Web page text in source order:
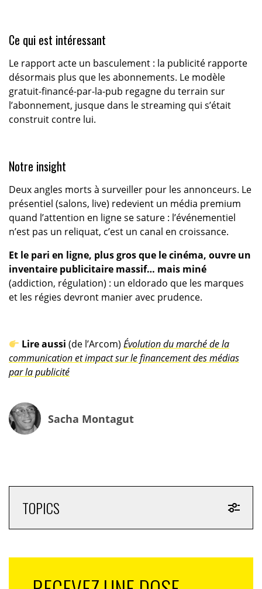
Ce qui est intéressant
Le rapport acte un basculement : la publicité rapporte
désormais plus que les abonnements. Le modèle
gratuit-financé-par-la-pub regagne du terrain sur
l’abonnement, jusque dans le streaming qui s’était
construit contre lui.
Notre insight
Deux angles morts à surveiller pour les annonceurs. Le
présentiel (salons, live) redevient un média premium
quand l’attention en ligne se sature : l’événementiel
n’est pas un reliquat, c’est un canal en croissance.
Et le pari en ligne, plus gros que le cinéma, ouvre un
inventaire publicitaire massif… mais miné
(addiction, régulation) : un eldorado que les marques
et les régies devront manier avec prudence.
Lire aussi(de l’Arcom)Évolution du marché de la
communication et impact sur le financement des médias
par la publicité
Sacha Montagut
TOPICS